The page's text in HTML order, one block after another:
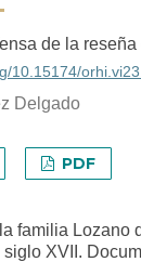
de la
10.15174/
Delgado
PDF
familia Lozano
XVII.